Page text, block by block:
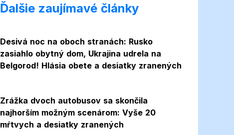
Ďalšie zaujímavé články
Desivá noc na oboch stranách: Rusko
zasiahlo obytný dom, Ukrajina udrela na
Belgorod! Hlásia obete a desiatky zranených
Zrážka dvoch autobusov sa skončila
najhorším možným scenárom: Vyše 20
mŕtvych a desiatky zranených
Foto